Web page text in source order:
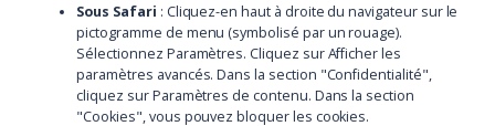
Sous Safari : Cliquez-en haut à droite du navigateur sur le
pictogramme de menu (symbolisé par un rouage).
Sélectionnez Paramètres. Cliquez sur Afficher les
paramètres avancés. Dans la section "Confidentialité",
cliquez sur Paramètres de contenu. Dans la section
"Cookies", vous pouvez bloquer les cookies.